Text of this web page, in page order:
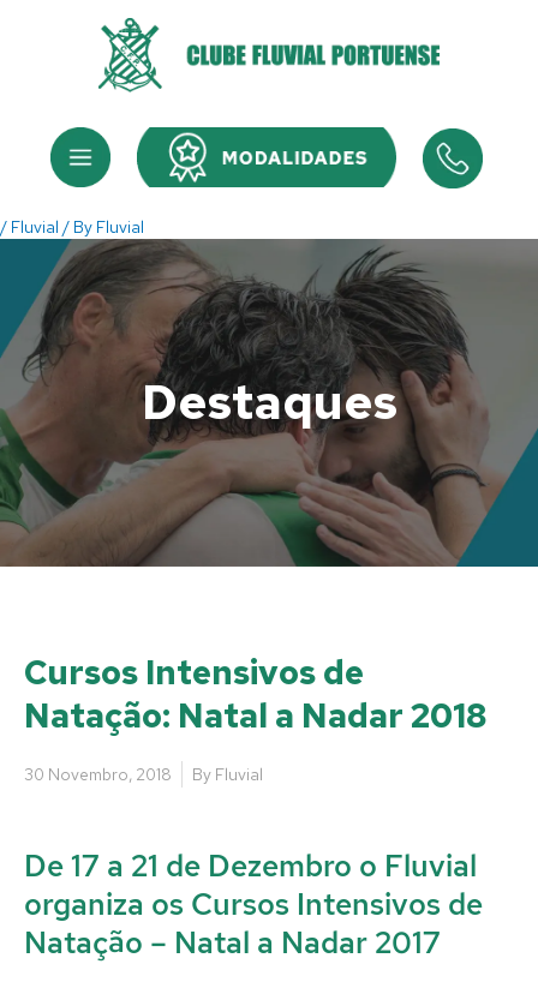
Menu Menu
/ Fluvial / By Fluvial
Destaques
Cursos Intensivos de
Natação: Natal a Nadar 2018
30 Novembro, 2018 By Fluvial
De 17 a 21 de Dezembro o Fluvial
organiza os Cursos Intensivos de
Natação – Natal a Nadar 2017